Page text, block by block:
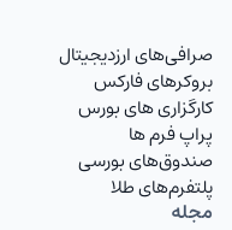
صرافی‌های ارزدیجیتال
بروکرهای فارکس
کارگزاری های بورس
پراپ فرم ها
صندوق‌های بورسی
پلتفرم‌های طلا
مجله